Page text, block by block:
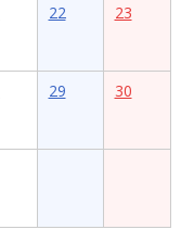
22 23
29 30